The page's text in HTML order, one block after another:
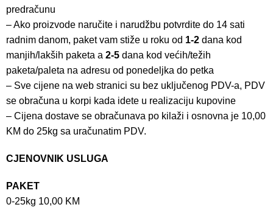
predračunu
– Ako proizvode naručite i narudžbu potvrdite do 14 sati
radnim danom, paket vam stiže u roku od 1-2 dana kod
manjih/lakših paketa a 2-5 dana kod većih/težih
paketa/paleta na adresu od ponedeljka do petka
– Sve cijene na web stranici su bez uključenog PDV-a, PDV
se obračuna u korpi kada idete u realizaciju kupovine
– Cijena dostave se obračunava po kilaži i osnovna je 10,00
KM do 25kg sa uračunatim PDV.
CJENOVNIK USLUGA
PAKET
0-25kg 10,00 KM